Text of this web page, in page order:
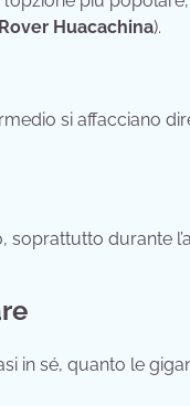
Huacachina).
si affacciano
soprattutto durante
in sé, quanto le